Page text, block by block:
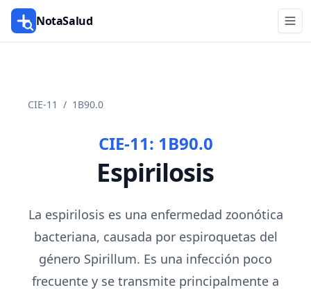
NotaSalud
CIE-11 / 1B90.0
CIE-11: 1B90.0
Espirilosis
La espirilosis es una enfermedad zoonótica
bacteriana, causada por espiroquetas del
género Spirillum. Es una infección poco
frecuente y se transmite principalmente a